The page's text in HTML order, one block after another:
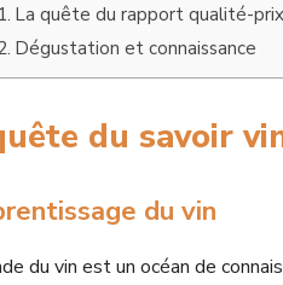
La quête du rapport qualité-prix
Dégustation et connaissance
du savoir
du vin
du vin est un océan de